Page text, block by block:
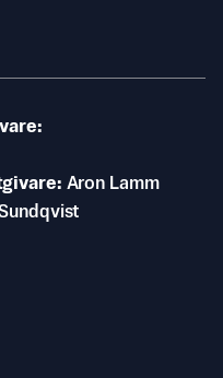
Aron Lamm